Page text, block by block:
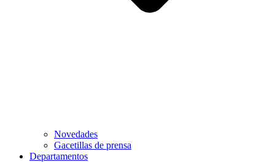
Novedades
Gacetillas de prensa
Departamentos